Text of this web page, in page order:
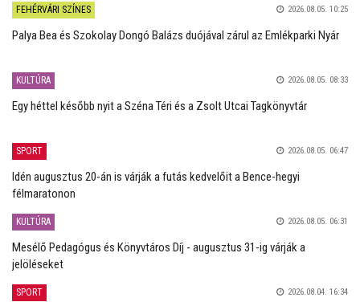
FEHÉRVÁRI SZÍNES 2026.08.05. 10:25
Palya Bea és Szokolay Dongó Balázs duójával zárul az Emlékparki Nyár
KULTÚRA 2026.08.05. 08:33
Egy héttel később nyit a Széna Téri és a Zsolt Utcai Tagkönyvtár
SPORT 2026.08.05. 06:47
Idén augusztus 20-án is várják a futás kedvelőit a Bence-hegyi
félmaratonon
KULTÚRA 2026.08.05. 06:31
Mesélő Pedagógus és Könyvtáros Díj - augusztus 31-ig várják a
jelöléseket
SPORT 2026.08.04. 16:34